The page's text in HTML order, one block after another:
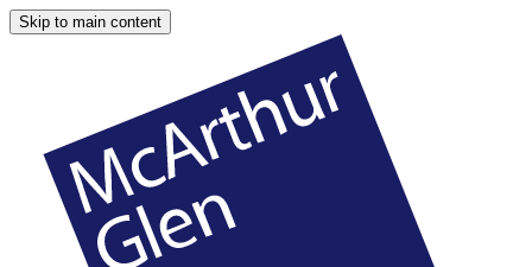
Skip to main content